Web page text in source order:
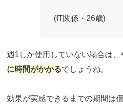
(IT関係・26歳)
週1しか使用していない場合は、
に時間がかかるでしょうね。
効果が実感できるまでの期間は